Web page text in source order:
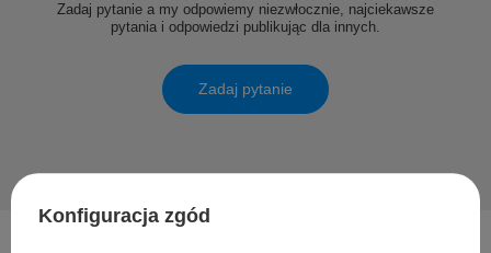
Zadaj pytanie a my odpowiemy niezwłocznie, najciekawsze
pytania i odpowiedzi publikując dla innych.
Zadaj pytanie
Konfiguracja zgód